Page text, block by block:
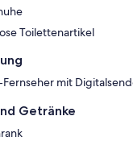
Toilettenartikel
mit
Getränke